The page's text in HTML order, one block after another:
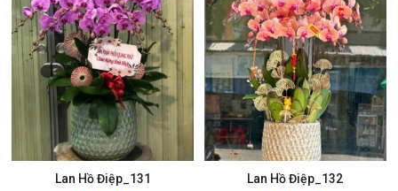
Lan Hồ Điệp_131
Mua ngay
Lan Hồ Điệp_132
Mua ngay